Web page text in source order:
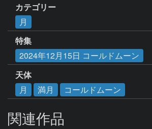
カテゴリー
月
特集
2024年12月15日 コールドムーン
天体
月
満月 コールドムーン
関連作品